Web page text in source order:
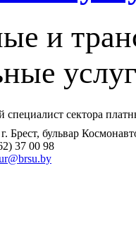
и
специалист сектора
Брест, бульвар
37 00 98